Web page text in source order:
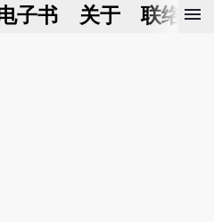
子书 关于 联络我
menu